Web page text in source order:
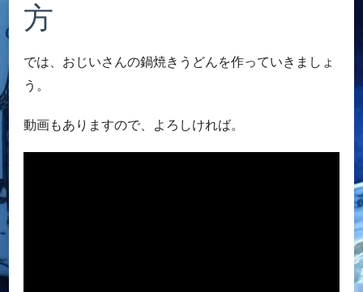
方
では、おじいさんの鍋焼きうどんを作っていきましょ
う。
動画もありますので、よろしければ。